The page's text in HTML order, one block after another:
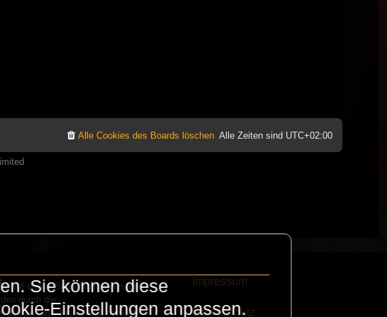
Alle Zeiten sind UTC+02:00
Alle Cookies des Boards löschen
auf dieser Seite finanzieren die
durch die
zu LaserFreak habt schickt
Impressum
Datenschutz
Sie können diese
Einstellungen anpassen.